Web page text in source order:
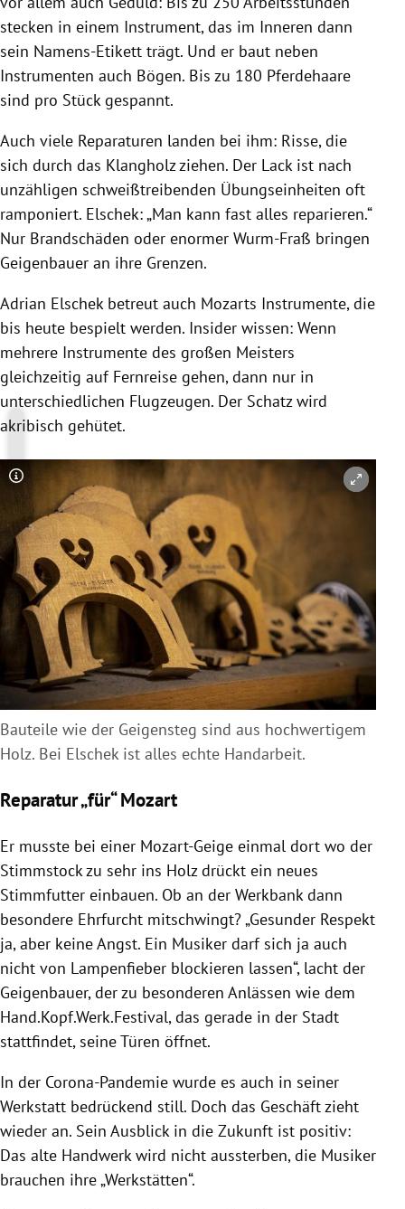
stecken in einem Instrument, das im Inneren dann
sein Namens-Etikett trägt. Und er baut neben
Instrumenten auch Bögen. Bis zu 180 Pferdehaare
sind pro Stück gespannt.
Auch viele Reparaturen landen bei ihm: Risse, die
sich durch das Klangholz ziehen. Der Lack ist nach
unzähligen schweißtreibenden Übungseinheiten oft
ramponiert. Elschek: „Man kann fast alles reparieren.“
Nur Brandschäden oder enormer Wurm-Fraß bringen
Geigenbauer an ihre Grenzen.
Adrian Elschek betreut auch Mozarts Instrumente, die
bis heute bespielt werden. Insider wissen: Wenn
mehrere Instrumente des großen Meisters
gleichzeitig auf Fernreise gehen, dann nur in
unterschiedlichen Flugzeugen. Der Schatz wird
akribisch gehütet.
Copyright-Hinweis öffnen/schließen
Bauteile wie der Geigensteg sind aus hochwertigem
Holz. Bei Elschek ist alles echte Handarbeit.
Reparatur „für“ Mozart
Er musste bei einer Mozart-Geige einmal dort wo der
Stimmstock zu sehr ins Holz drückt ein neues
Stimmfutter einbauen. Ob an der Werkbank dann
besondere Ehrfurcht mitschwingt? „Gesunder Respekt
ja, aber keine Angst. Ein Musiker darf sich ja auch
nicht von Lampenfieber blockieren lassen“, lacht der
Geigenbauer, der zu besonderen Anlässen wie dem
Hand.Kopf.Werk.Festival, das gerade in der Stadt
stattfindet, seine Türen öffnet.
In der Corona-Pandemie wurde es auch in seiner
Werkstatt bedrückend still. Doch das Geschäft zieht
wieder an. Sein Ausblick in die Zukunft ist positiv:
Das alte Handwerk wird nicht aussterben, die Musiker
brauchen ihre „Werkstätten“.